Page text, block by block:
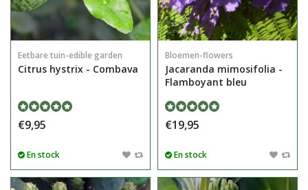
Eetbare tuin-edible garden
Citrus hystrix - Combava
€9,95
En stock
Bloemen-flowers
Jacaranda mimosifolia -
Flamboyant bleu
€19,95
En stock